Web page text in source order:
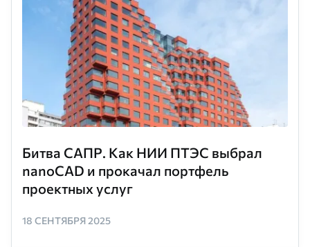
Битва САПР. Как НИИ ПТЭС выбрал
nanoCAD и прокачал портфель
проектных услуг
18 СЕНТЯБРЯ 2025